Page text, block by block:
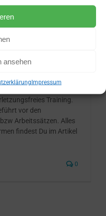
ansehen
Impressum
Training.
vor den
Arbeitssätzen. Alles
findest Du im Artikel
0